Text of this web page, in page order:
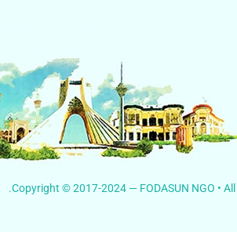
Copyright © 2017-2024 — FODASUN NGO • All